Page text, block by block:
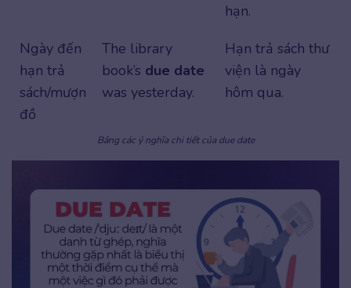
hạn.
Ngày đến
hạn trả
sách/mượn
đồ
The library
book’s due date
was yesterday.
Hạn trả sách thư
viện là ngày
hôm qua.
Bảng các ý nghĩa chi tiết của due date